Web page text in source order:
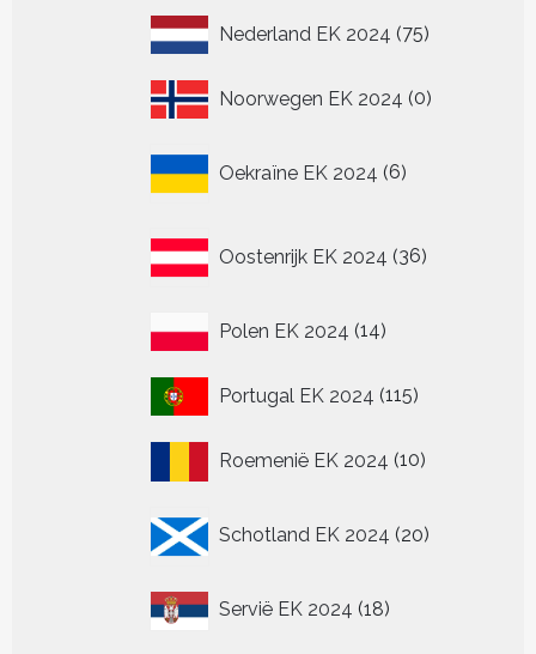
Nederland EK 2024 7575
Noorwegen EK 2024 00
Oekraïne EK 2024 6
producten
Oostenrijk EK 2024 36
producten
Polen EK 2024 1414
Portugal EK 2024 115115
Roemenië EK 2024 1010
Schotland EK 2024 20
producten
Servië EK 2024 1818